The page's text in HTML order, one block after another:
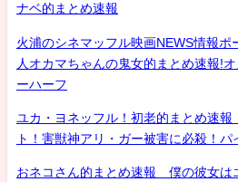
ナベ的まとめ速報
火浦のシネマッフル映画NEWS情報ポ
人オカマちゃんの鬼女的まとめ速報!
ーハーフ
ユカ・ヨネッフル！初老的まとめ速報
ト！害獣神アリ・ガー被害に必殺！パ
おネコさん的まとめ速報 僕の彼女は